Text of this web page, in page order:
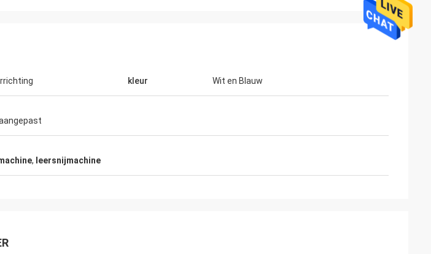
kleur Wit en Blauw
, leersnijmachine